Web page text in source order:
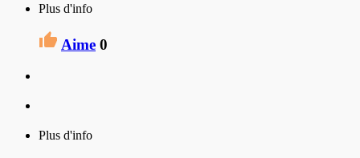
Plus d'info
Aime 0
Plus d'info